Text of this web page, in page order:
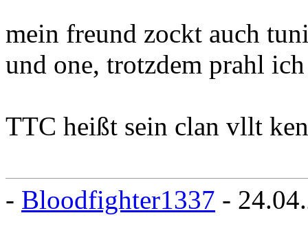
mein freund zockt auch
und one, trotzdem prahl
TTC heißt sein clan vllt
- Bloodfighter1337 -